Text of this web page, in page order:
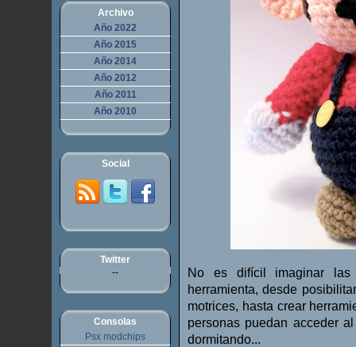
No es difícil imaginar
herramienta, desde
motrices, hasta crear
personas puedan acceder
dormitando...
Archivo
Año 2022
Año 2015
Año 2014
Año 2012
Año 2011
Año 2010
Social
Twitter
--
Consolas
Psx modchips